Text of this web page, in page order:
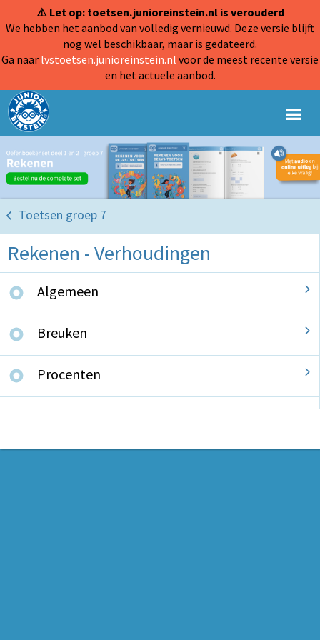
⚠️ Let op: toetsen.junioreinstein.nl is verouderd
We hebben het aanbod van volledig vernieuwd. Deze versie blijft
nog wel beschikbaar, maar is gedateerd.
Ga naar lvstoetsen.junioreinstein.nl voor de meest recente versie
en het actuele aanbod.
Toetsen groep 7
Rekenen - Verhoudingen
Algemeen
Breuken
Procenten